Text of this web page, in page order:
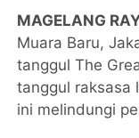
MAGELANG
Muara Baru,
tanggul The
tanggul raksasa
ini melindungi